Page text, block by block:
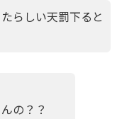
らしい天罰下ると
の？？